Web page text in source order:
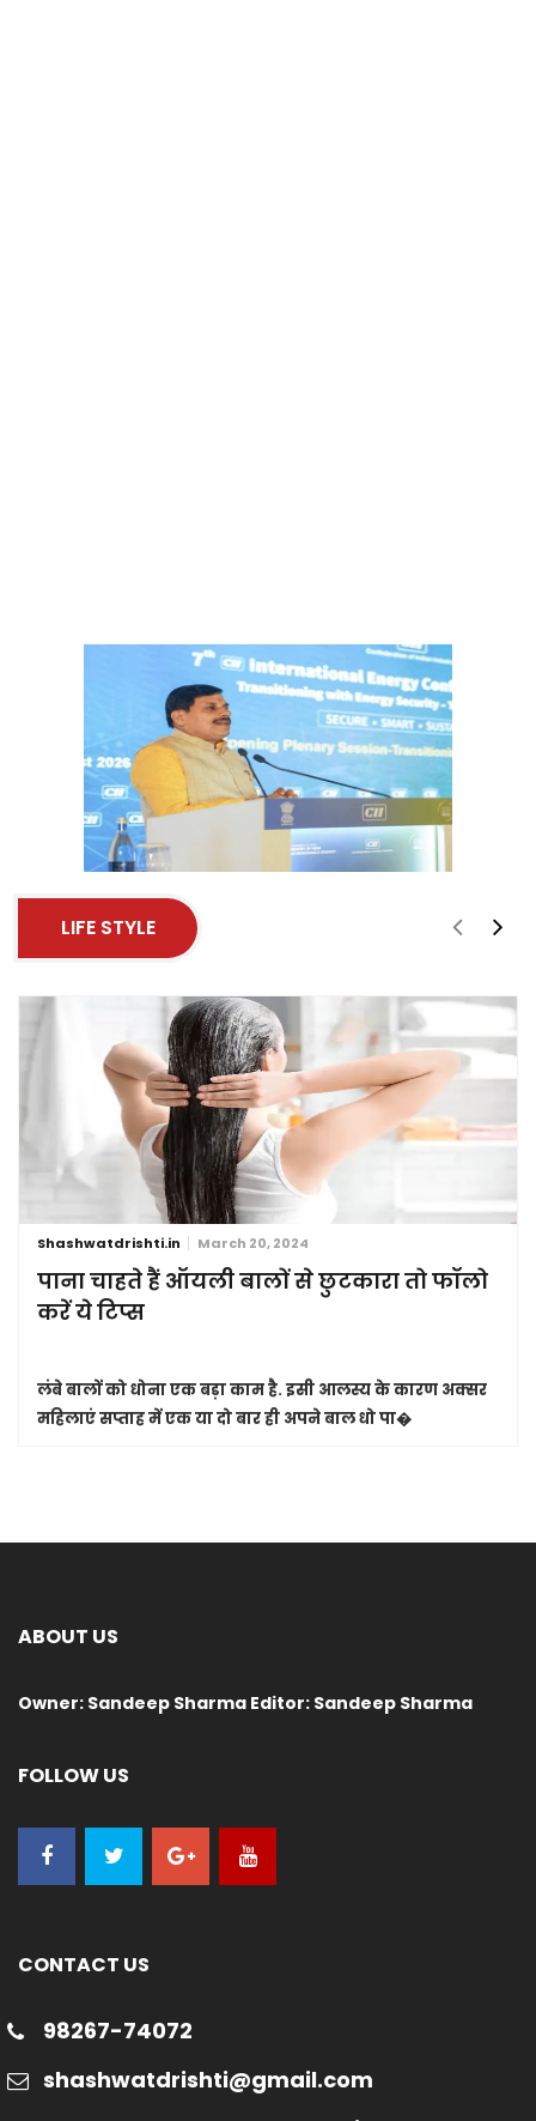
LIFE STYLE
Shashwatdrishti.in March 20, 2024
पाना चाहते हैं ऑयली बालों से छुटकारा तो फॉलो
करें ये टिप्स
लंबे बालों को धोना एक बड़ा काम है. इसी आलस्य के कारण अक्सर
महिलाएं सप्ताह में एक या दो बार ही अपने बाल धो पा�
ABOUT US
Owner: Sandeep Sharma Editor: Sandeep Sharma
FOLLOW US
CONTACT US
98267-74072
shashwatdrishti@gmail.com